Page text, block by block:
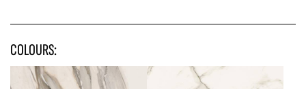
COLOURS: